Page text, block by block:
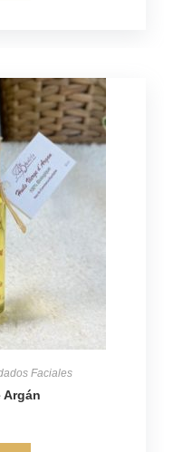
Faciales
Argán